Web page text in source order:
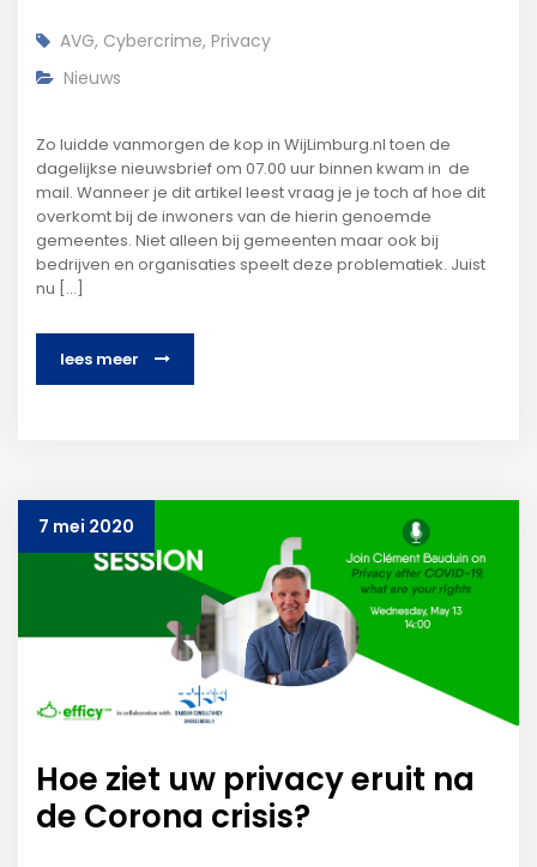
AVG, Cybercrime, Privacy
Nieuws
Zo luidde vanmorgen de kop in WijLimburg.nl toen de
dagelijkse nieuwsbrief om 07.00 uur binnen kwam in de
mail. Wanneer je dit artikel leest vraag je je toch af hoe dit
overkomt bij de inwoners van de hierin genoemde
gemeentes. Niet alleen bij gemeenten maar ook bij
bedrijven en organisaties speelt deze problematiek. Juist
nu [...]
lees meer
7 mei 2020
Hoe ziet uw privacy eruit na
de Corona crisis?